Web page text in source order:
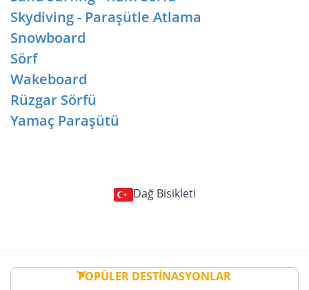
Skydiving - Paraşütle Atlama
Snowboard
Sörf
Wakeboard
Rüzgar Sörfü
Yamaç Paraşütü
Dağ Bisikleti
POPÜLER DESTİNASYONLAR